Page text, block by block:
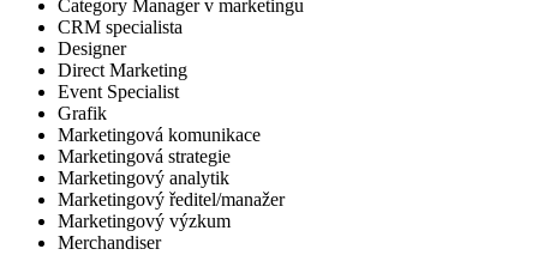
Category Manager v marketingu
CRM specialista
Designer
Direct Marketing
Event Specialist
Grafik
Marketingová komunikace
Marketingová strategie
Marketingový analytik
Marketingový ředitel/manažer
Marketingový výzkum
Merchandiser